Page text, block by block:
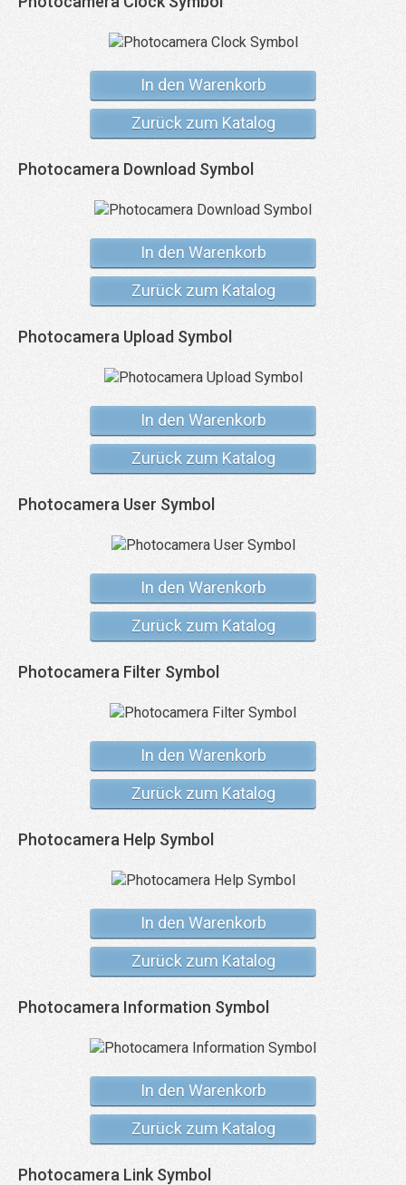
In den Warenkorb
Zurück zum Katalog
Photocamera Download Symbol
In den Warenkorb
Zurück zum Katalog
Photocamera Upload Symbol
In den Warenkorb
Zurück zum Katalog
Photocamera User Symbol
In den Warenkorb
Zurück zum Katalog
Photocamera Filter Symbol
In den Warenkorb
Zurück zum Katalog
Photocamera Help Symbol
In den Warenkorb
Zurück zum Katalog
Photocamera Information Symbol
In den Warenkorb
Zurück zum Katalog
Photocamera Link Symbol